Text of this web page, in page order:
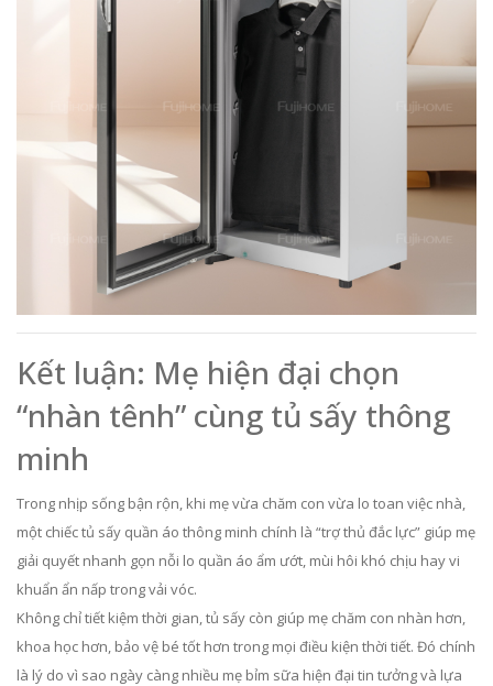
Kết luận: Mẹ hiện đại chọn
“nhàn tênh” cùng tủ sấy thông
minh
Trong nhịp sống bận rộn, khi mẹ vừa chăm con vừa lo toan việc nhà,
một chiếc tủ sấy quần áo thông minh chính là “trợ thủ đắc lực” giúp mẹ
giải quyết nhanh gọn nỗi lo quần áo ẩm ướt, mùi hôi khó chịu hay vi
khuẩn ẩn nấp trong vải vóc.
Không chỉ tiết kiệm thời gian, tủ sấy còn giúp mẹ chăm con nhàn hơn,
khoa học hơn, bảo vệ bé tốt hơn trong mọi điều kiện thời tiết. Đó chính
là lý do vì sao ngày càng nhiều mẹ bỉm sữa hiện đại tin tưởng và lựa